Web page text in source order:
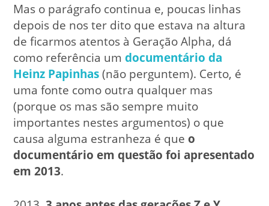
Mas o parágrafo continua e, poucas linhas
depois de nos ter dito que estava na altura
de ficarmos atentos à Geração Alpha, dá
como referência umdocumentário da
Heinz Papinhas(não perguntem). Certo, é
uma fonte como outra qualquer mas
(porque os mas são sempre muito
importantes nestes argumentos) o que
causa alguma estranheza é que o
documentário em questão foi apresentado
em 2013.